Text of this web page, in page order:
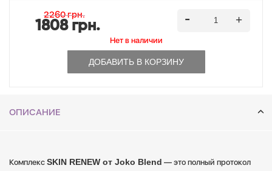
растительные экстракты
2260 грн.
1808 грн.
Нет в наличии
ДОБАВИТЬ В КОРЗИНУ
ОПИСАНИЕ
Комплекс SKIN RENEW от Joko Blend — это полный протокол